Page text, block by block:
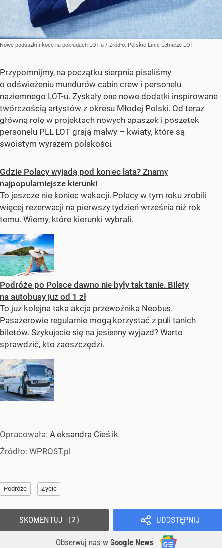
Nowe poduszki i koce na pokładach LOT-u / Źródło: Polskie Linie Lotnicze LOT
Przypomnijmy, na początku sierpnia pisaliśmy
o odświeżeniu mundurów cabin crew i personelu
naziemnego LOT-u. Zyskały one nowe dodatki inspirowane
twórczością artystów z okresu Młodej Polski. Od teraz
główną rolę w projektach nowych apaszek i poszetek
personelu PLL LOT grają malwy – kwiaty, które są
swoistym wyrazem polskości.
Gdzie Polacy wyjadą pod koniec lata? Znamy
najpopularniejsze kierunki
To jeszcze nie koniec wakacji. Polacy w tym roku zrobili
więcej rezerwacji na pierwszy tydzień września niż rok
temu. Wiemy, które kierunki wybrali.
Podróże po Polsce dawno nie były tak tanie. Bilety
na autobusy już od 1 zł
To już kolejna taka akcja przewoźnika Neobus.
Pasażerowie regularnie mogą korzystać z puli tanich
biletów. Szykujecie się na jesienny wyjazd? Warto
sprawdzić, kto zaoszczędzi.
Opracowała: Aleksandra Cieślik
Źródło: WPROST.pl
Podróże Życie
UDOSTĘPNIJ
Obserwuj nas w Google News
SKOMENTUJ 2